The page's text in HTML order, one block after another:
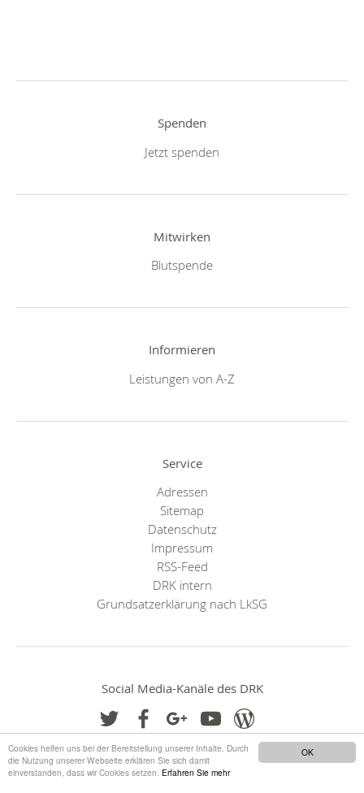
OK
Cookies helfen uns bei der Bereitstellung unserer Inhalte. Durch
die Nutzung unserer Webseite erklären Sie sich damit
einverstanden, dass wir Cookies setzen. Erfahren Sie mehr
Spenden
Jetzt spenden
Mitwirken
Blutspende
Informieren
Leistungen von A-Z
Service
Adressen
Sitemap
Datenschutz
Impressum
RSS-Feed
DRK intern
Grundsatzerklärung nach LkSG
Social Media-Kanäle des DRK